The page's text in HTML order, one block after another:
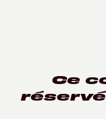
Ce